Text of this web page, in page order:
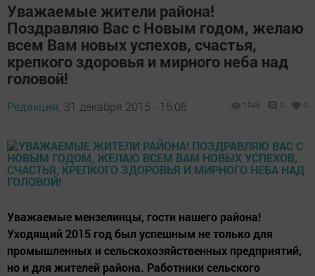
Уважаемые жители района!
Поздравляю Вас с Новым годом, желаю
всем Вам новых успехов, счастья,
крепкого здоровья и мирного неба над
головой!
Редакция, 31 декабря 2015 - 15:06 1046 0 0
Уважаемые мензелинцы, гости нашего района!
Уходящий 2015 год был успешным не только для
промышленных и сельскохозяйственных предприятий,
но и для жителей района. Работники сельского